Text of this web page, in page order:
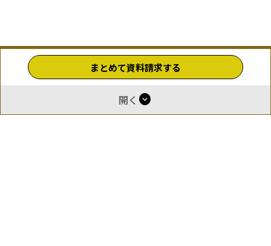
まとめて資料請求する
開く expand_circle_down
報酬付与について